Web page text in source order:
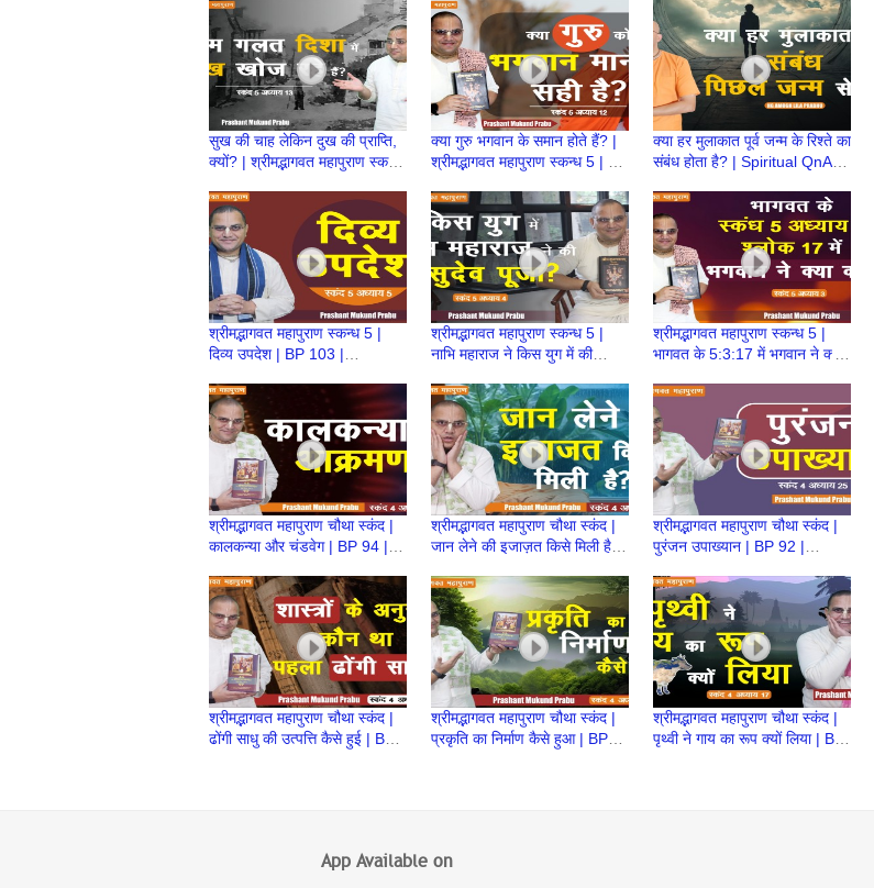
Prabhu
सुख की चाह लेकिन दुख की प्राप्ति,
क्यों? | श्रीमद्भागवत महापुराण स्कन्ध
Prabhu
क्या गुरु भगवान के समान होते हैं? |
श्रीमद्भागवत महापुराण स्कन्ध 5 | BP
Prabhu
क्या हर मुलाकात पूर्व जन्म के रिश्ते का
संबंध होता है? | Spiritual QnA
श्रीमद्भागवत महापुराण स्कन्ध 5 |
दिव्य उपदेश | BP 103 |
श्रीमद्भागवत महापुराण स्कन्ध 5 |
नाभि महाराज ने किस युग में की
श्रीमद्भागवत महापुराण स्कन्ध 5 |
भागवत के 5:3:17 में भगवान ने क्या
Mukund Prabhu
श्रीमद्भागवत महापुराण चौथा स्कंद |
कालकन्या और चंडवेग | BP 94 |
श्रीमद्भागवत महापुराण चौथा स्कंद |
जान लेने की इजाज़त किसे मिली है? |
Prabhu
श्रीमद्भागवत महापुराण चौथा स्कंद |
पुरंजन उपाख्यान | BP 92 |
श्रीमद्भागवत महापुराण चौथा स्कंद |
ढोंगी साधु की उत्पत्ति कैसे हुई | BP
श्रीमद्भागवत महापुराण चौथा स्कंद |
प्रकृति का निर्माण कैसे हुआ | BP
श्रीमद्भागवत महापुराण चौथा स्कंद |
पृथ्वी ने गाय का रूप क्यों लिया | BP
App Available on